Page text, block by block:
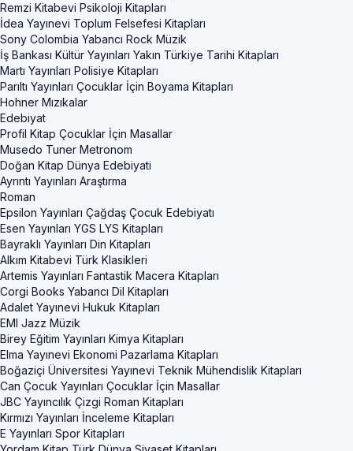
Remzi Kitabevi Psikoloji Kitapları
İdea Yayınevi Toplum Felsefesi Kitapları
Sony Colombia Yabancı Rock Müzik
İş Bankası Kültür Yayınları Yakın Türkiye Tarihi Kitapları
Martı Yayınları Polisiye Kitapları
Parıltı Yayınları Çocuklar İçin Boyama Kitapları
Hohner Mızıkalar
Edebiyat
Profil Kitap Çocuklar İçin Masallar
Musedo Tuner Metronom
Doğan Kitap Dünya Edebiyati
Ayrıntı Yayınları Araştırma
Roman
Epsilon Yayınları Çağdaş Çocuk Edebiyatı
Esen Yayınları YGS LYS Kitapları
Bayraklı Yayınları Din Kitapları
Alkım Kitabevi Türk Klasikleri
Artemis Yayınları Fantastik Macera Kitapları
Corgi Books Yabancı Dil Kitapları
Adalet Yayınevi Hukuk Kitapları
EMI Jazz Müzik
Birey Eğitim Yayınları Kimya Kitapları
Elma Yayınevi Ekonomi Pazarlama Kitapları
Boğaziçi Üniversitesi Yayınevi Teknik Mühendislik Kitapları
Can Çocuk Yayınları Çocuklar İçin Masallar
JBC Yayıncılık Çizgi Roman Kitapları
Kırmızı Yayınları İnceleme Kitapları
E Yayınları Spor Kitapları